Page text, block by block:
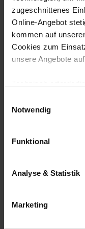
zugeschnittenes
Online-Angebot
kommen auf
Cookies zum
unsere Angebote
grundlegende
gewährleisten.
Für die Darstellung
und Inhalte
Zwecke zur Analyse
Notwendig
Funktional
Analyse & Statistik
Marketing
climate-neutral
shipping